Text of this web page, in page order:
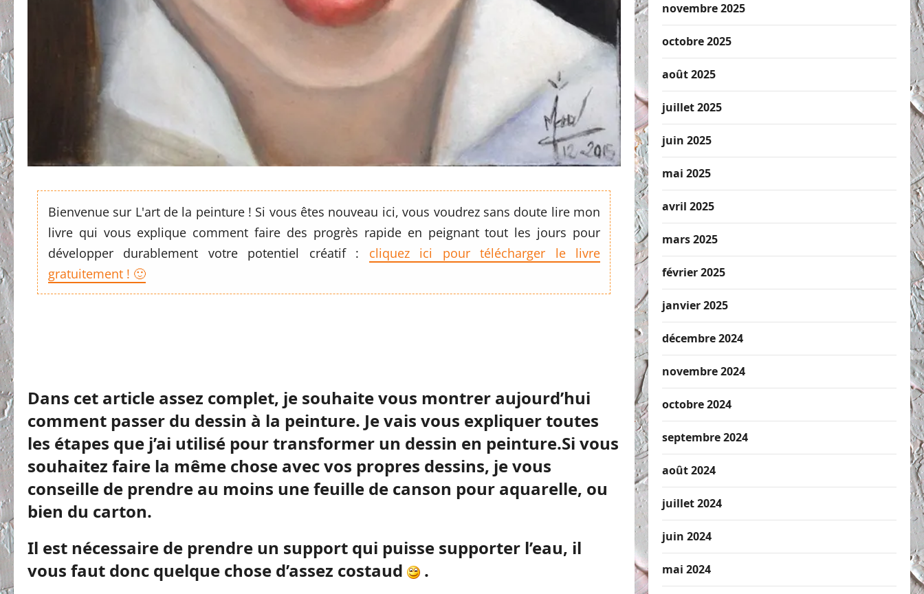
Bienvenue sur L'art de la peinture ! Si vous êtes nouveau ici, vous voudrez sans doute lire mon
livre qui vous explique comment faire des progrès rapide en peignant tout les jours pour
développer durablement votre potentiel créatif : cliquez ici pour télécharger le livre
gratuitement ! 🙂
Dans cet article assez complet, je souhaite vous montrer aujourd’hui
comment passer du dessin à la peinture. Je vais vous expliquer toutes
les étapes que j’ai utilisé pour transformer un dessin en peinture.Si vous
souhaitez faire la même chose avec vos propres dessins, je vous
conseille de prendre au moins une feuille de canson pour aquarelle, ou
bien du carton.
Il est nécessaire de prendre un support qui puisse supporter l’eau, il
vous faut donc quelque chose d’assez costaud
.
novembre 2025
octobre 2025
août 2025
juillet 2025
juin 2025
mai 2025
avril 2025
mars 2025
février 2025
janvier 2025
décembre 2024
novembre 2024
octobre 2024
septembre 2024
août 2024
juillet 2024
juin 2024
mai 2024